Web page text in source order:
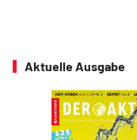
Aktuelle Ausgabe